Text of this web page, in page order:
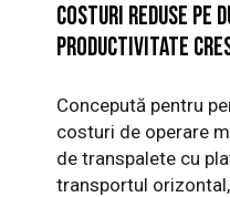
Costuri reduse pe
Productivitate
Concepută pentru
costuri de operare
de transpalete cu
transportul